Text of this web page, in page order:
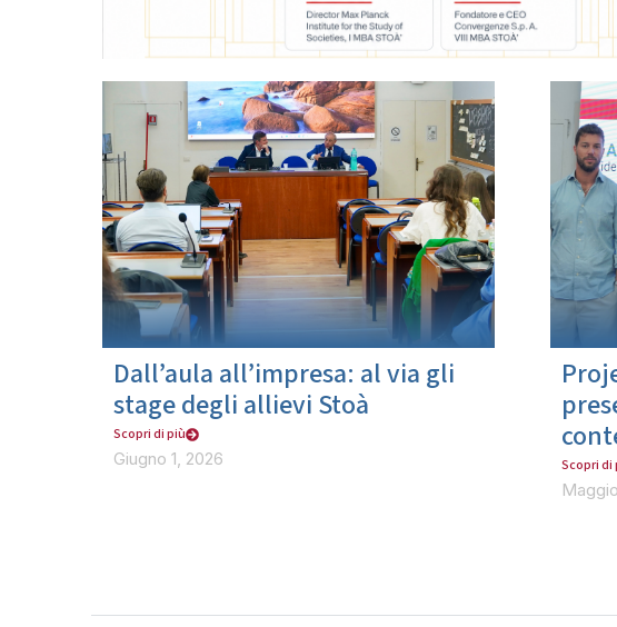
Dall’aula all’impresa: al via gli
stage degli allievi Stoà
Scopri di più
Giugno 1, 2026 Scopri di